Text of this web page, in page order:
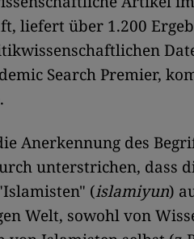
liefert über 1.200
Search Premier,
Anerkennung des
unterstrichen, dass
(islamiyun)
Welt, sowohl von